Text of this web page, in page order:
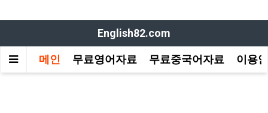
English82.com
메인 무료영어자료 무료중국어자료 이용